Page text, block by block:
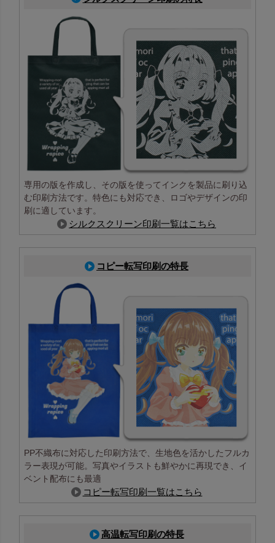
でエンボスの影響を受けずに、
印刷が可能です。
マチ付きの商品の場合このよう
な仕上がりになります
印刷部分 拡大
専用の版を作成し、その版を使ってインクを製品に刷り込
む印刷方法です。特色にも対応でき、ロゴやデザインの印
刷に適しています。
シルクスクリーン印刷一覧はこちら
コピー転写印刷の特長
PP不織布に対応した印刷方法で、生地色を活かしたフルカ
ラー表現が可能。写真やイラストも鮮やかに再現でき、イ
ベント配布にも最適
コピー転写印刷一覧はこちら
高温転写印刷の特長